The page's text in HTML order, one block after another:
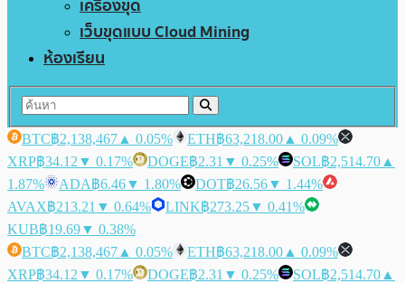
เครื่องขุด
เว็บขุดแบบ Cloud Mining
ห้องเรียน
BTC฿2,138,467 ▲ 0.05% ETH฿63,218.00 ▲ 0.09%
XRP฿34.12 ▼ 0.17% DOGE฿2.31 ▼ 0.25% SOL฿2,514.70 ▲
1.87%
ADA฿6.46▼ 1.80% DOT฿26.56▼ 1.44%
AVAX฿213.21 ▼ 0.64% LINK฿273.25▼ 0.41%
KUB฿19.69▼ 0.38%
BTC฿2,138,467 ▲ 0.05% ETH฿63,218.00 ▲ 0.09%
XRP฿34.12 ▼ 0.17% DOGE฿2.31 ▼ 0.25% SOL฿2,514.70 ▲